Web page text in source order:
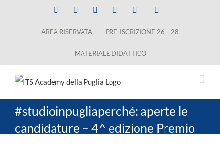
Facebook LinkedInInstagramYouTube
AREA RISERVATA PRE-ISCRIZIONE 26 – 28
MATERIALE DIDATTICO
#studioinpugliaperché: aperte le
candidature – 4^ edizione Premio